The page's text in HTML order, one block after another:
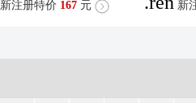
新注册特价 167 元 新